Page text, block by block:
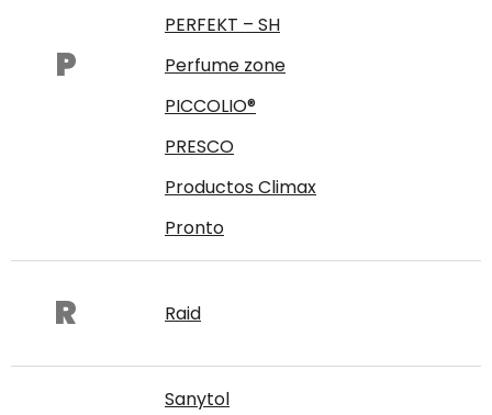
P
PERFEKT – SH
Perfume zone
PICCOLIO®
PRESCO
Productos Climax
Pronto
R Raid
Sanytol